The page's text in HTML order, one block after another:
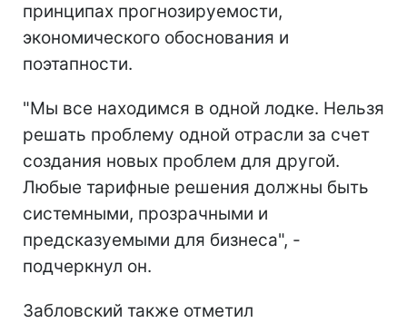
принципах прогнозируемости,
экономического обоснования и
поэтапности.
"Мы все находимся в одной лодке. Нельзя
решать проблему одной отрасли за счет
создания новых проблем для другой.
Любые тарифные решения должны быть
системными, прозрачными и
предсказуемыми для бизнеса", -
подчеркнул он.
Забловский также отметил